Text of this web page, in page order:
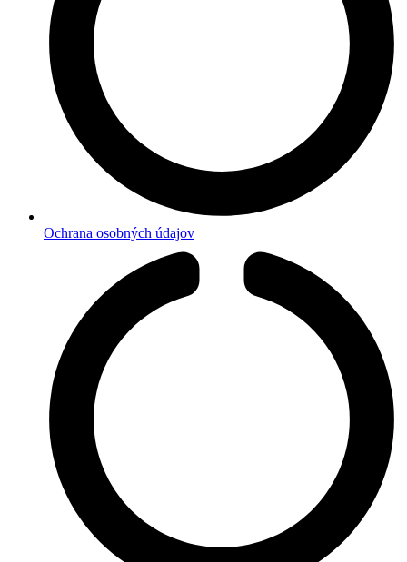
Ochrana osobných údajov